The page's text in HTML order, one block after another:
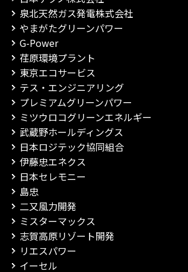
泉北天然ガス発電株式会社
やまがたグリーンパワー
G-Power
荏原環境プラント
東京エコサービス
テス・エンジニアリング
プレミアムグリーンパワー
ミツウロコグリーンエネルギー
武蔵野ホールディングス
日本ロジテック協同組合
伊藤忠エネクス
日本セレモニー
島忠
二又風力開発
ミスターマックス
志賀高原リゾート開発
リエスパワー
イーセル